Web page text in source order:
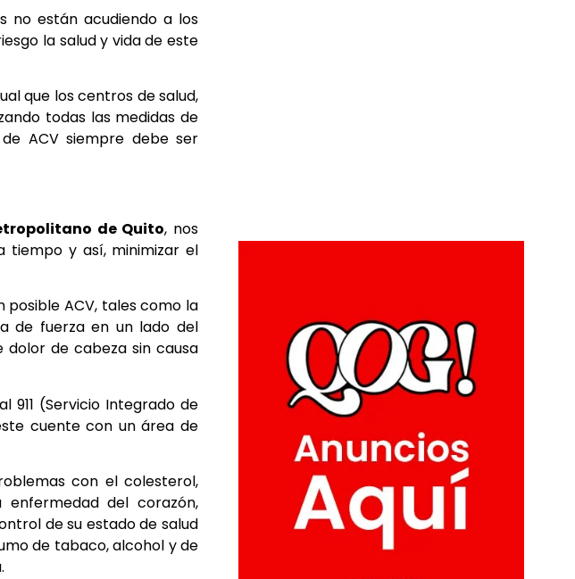
no están acudiendo a los
la salud y vida de este
que los centros de salud,
todas las medidas de
ACV siempre debe ser
de Quito, nos
tiempo y así, minimizar el
ACV, tales como la
de fuerza en un lado del
de cabeza sin causa
(Servicio Integrado de
cuente con un área de
con el colesterol,
del corazón,
de su estado de salud
de tabaco, alcohol y de